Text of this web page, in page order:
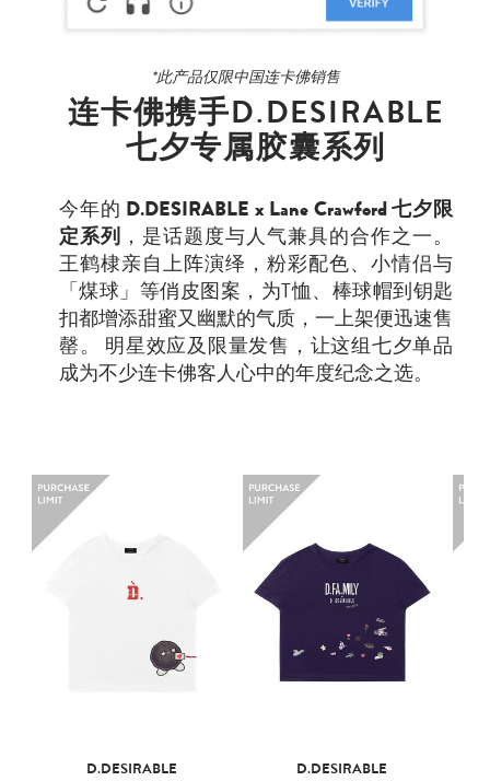
*此产品仅限中国连卡佛销售
连卡佛携手D.DESIRABLE
七夕专属胶囊系列
今年的 D.DESIRABLE x Lane Crawford 七夕限
定系列 ，是话题度与人气兼具的合作之一。
王鹤棣亲自上阵演绎，粉彩配色、小情侣与
「煤球」等俏皮图案，为T恤、棒球帽到钥匙
扣都增添甜蜜又幽默的气质，一上架便迅速售
罄。 明星效应及限量发售，让这组七夕单品
成为不少连卡佛客人心中的年度纪念之选。
D.DESIRABLE D.DESIRABLE